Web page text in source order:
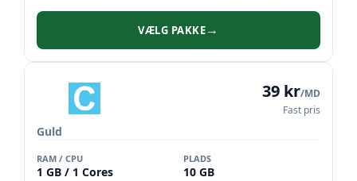
VÆLG PAKKE→
Guld
39 kr/MD
Fast pris
RAM / CPU
1 GB / 1 Cores
PLADS
10 GB